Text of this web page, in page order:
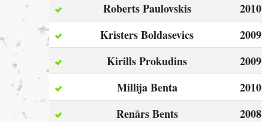
Roberts Paulovskis
2010
Kristers Boldasevics
2009
Kirills Prokudins
2009
Millija Benta
2010
Renārs Bents
2008